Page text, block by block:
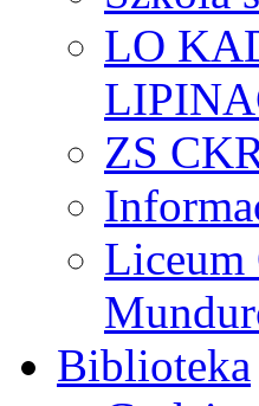
LO
ZS
Liceum
Biblioteka